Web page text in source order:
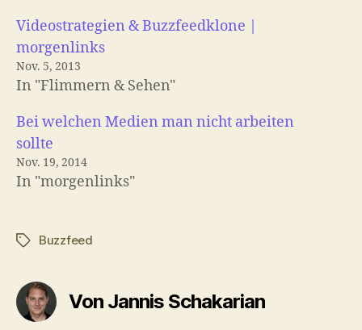
Videostrategien & Buzzfeedklone |
morgenlinks
Nov. 5, 2013
In "Flimmern & Sehen"
Bei welchen Medien man nicht arbeiten
sollte
Nov. 19, 2014
In "morgenlinks"
Schlagwörter
Buzzfeed
Von Jannis Schakarian